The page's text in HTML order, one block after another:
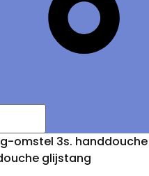
omstel 3s. handdouche
glijstang